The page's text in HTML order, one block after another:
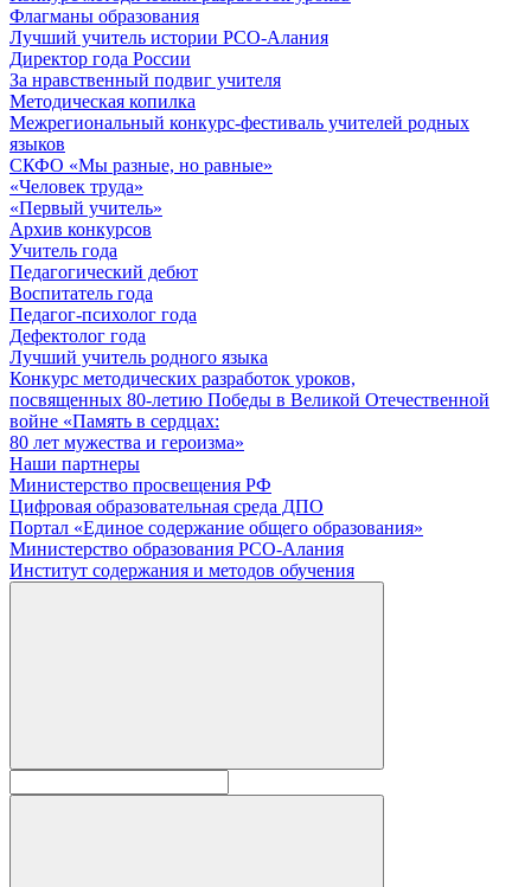
Флагманы образования
Лучший учитель истории РСО-Алания
Директор года России
За нравственный подвиг учителя
Методическая копилка
Межрегиональный конкурс-фестиваль учителей родных
языков
СКФО «Мы разные, но равные»
«Человек труда»
«Первый учитель»
Архив конкурсов
Учитель года
Педагогический дебют
Воспитатель года
Педагог-психолог года
Дефектолог года
Лучший учитель родного языка
Конкурс методических разработок уроков,
посвященных 80-летию Победы в Великой Отечественной
войне «Память в сердцах:
80 лет мужества и героизма»
Наши партнеры
Министерство просвещения РФ
Цифровая образовательная среда ДПО
Портал «Единое содержание общего образования»
Министерство образования РСО-Алания
Институт содержания и методов обучения